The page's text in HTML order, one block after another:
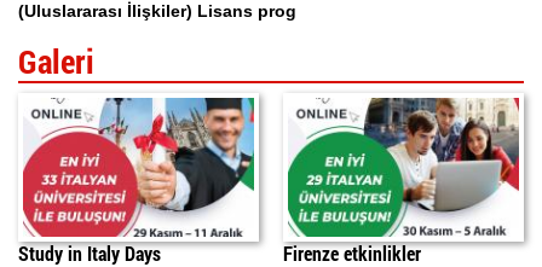
(Uluslararası İlişkiler) Lisans prog
Galeri
Study in Italy Days Firenze etkinlikler